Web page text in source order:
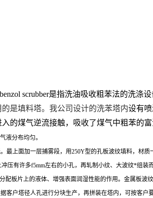
scrubber是指洗油吸收粗苯法的洗涤
是填料塔。我公司设计的洗苯塔内设有
的煤气逆流接触，吸收了煤气中粗苯的
液分布均匀。
上面加一层捕雾段，用250Y型的孔板波纹填料，材质
压有许多f5mm左右的小孔，再轧制小纹、大波纹*组装
配板片上的液体、增强表面润湿性能的作用。金属板波
客户塔径人孔进行分块生产，再拼装在塔内，可按客户